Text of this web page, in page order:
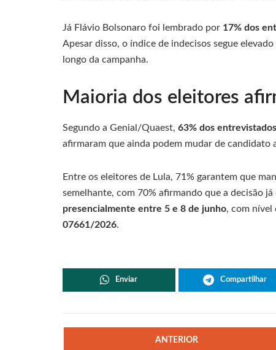
Já Flávio Bolsonaro foi lembrado por 17% dos
Apesar disso, o índice de indecisos segue elevado
longo da campanha.
Maioria dos eleitores
Segundo a Genial/Quaest, 63% dos
afirmaram que ainda podem mudar de candidato
Entre os eleitores de Lula, 71% garantem que
semelhante, com 70% afirmando que a decisão
presencialmente entre 5 e 8 de junho, com nível
07661/2026.
Enviar Compartilhar
ANTERIOR